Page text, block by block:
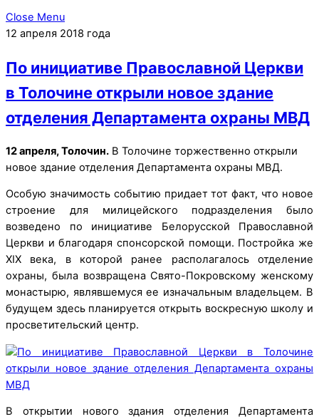
Close Menu
12 апреля 2018 года
По инициативе Православной Церкви
в Толочине открыли новое здание
отделения Департамента охраны МВД
12 апреля, Толочин. В Толочине торжественно открыли
новое здание отделения Департамента охраны МВД.
Особую значимость событию придает тот факт, что новое
строение для милицейского подразделения было
возведено по инициативе Белорусской Православной
Церкви и благодаря спонсорской помощи. Постройка же
XIX века, в которой ранее располагалось отделение
охраны, была возвращена Свято-Покровскому женскому
монастырю, являвшемуся ее изначальным владельцем. В
будущем здесь планируется открыть воскресную школу и
просветительский центр.
В открытии нового здания отделения Департамента